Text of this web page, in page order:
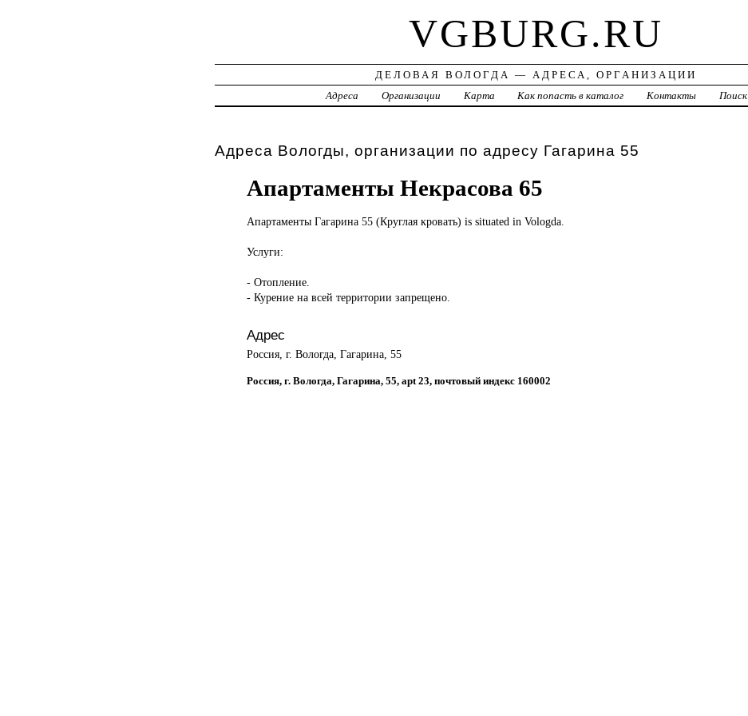
VGBURG.RU
ДЕЛОВАЯ ВОЛОГДА — АДРЕСА, ОРГАНИЗАЦИИ
Адреса
Организации Карта Как попасть в каталог Контакты Поиск
Адреса Вологды, организации по адресу Гагарина 55
Апартаменты Некрасова 65
Апартаменты Гагарина 55 (Круглая кровать) is situated in Vologda.
Услуги:
- Отопление.
- Курение на всей территории запрещено.
Адрес
Россия, г. Вологда, Гагарина, 55
Россия, г. Вологда, Гагарина, 55, apt 23, почтовый индекс 160002